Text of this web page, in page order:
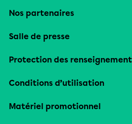
Nos partenaires
Salle de presse
Protection des
Conditions d’utilisation
Matériel promotionnel